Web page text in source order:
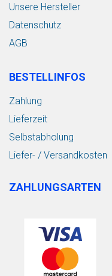
Unsere Hersteller
Datenschutz
AGB
BESTELLINFOS
Zahlung
Lieferzeit
Selbstabholung
Liefer- / Versandkosten
ZAHLUNGSARTEN